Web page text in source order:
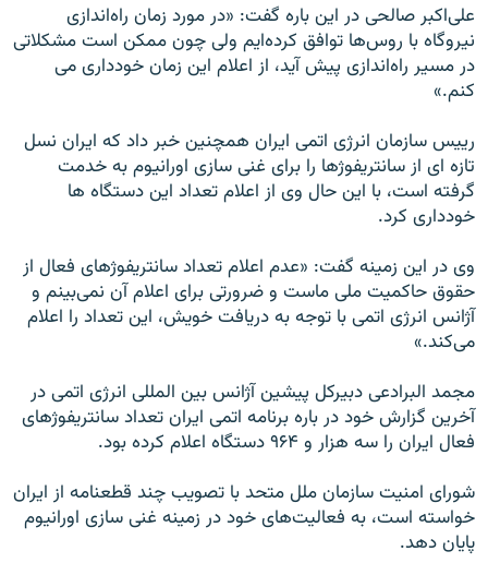
على‌اكبر صالحى در اين باره گفت: «در مورد زمان راه‌اندازى
نيروگاه با روس‌ها توافق كرده‌ايم ولى چون ممكن است مشكلاتى
در مسير راه‌اندازى پيش آيد،‌ از اعلام اين زمان خوددارى مى
كنم.»
رییس سازمان انرژی اتمی ایران همچنین خبر داد که ایران نسل
تازه ای از سانتریفوژها را برای غنی سازی اورانیوم به خدمت
گرفته است، با این حال وی از اعلام تعداد این دستگاه ها
خودداری کرد.
وى در این زمینه گفت: «عدم اعلام تعداد سانتريفوژهاى فعال از
حقوق حاكميت ملى ماست و ضرورتى براى اعلام آن نمى‌بينم و
آژانس انرژى اتمى با توجه به دريافت خويش،‌ اين تعداد را اعلام
مى‌كند.»
مجمد البرادعى دبيركل پيشين آژانس بين المللى انرژى اتمى در
آخرين گزارش خود در باره برنامه اتمى ايران تعداد سانتريفوژهاى
فعال ايران را سه هزار و ۹۶۴ دستگاه اعلام كرده بود.
شوراى امنيت سازمان ملل متحد با تصويب چند قطعنامه از ايران
خواسته است، به فعاليت‌هاى خود در زمينه غنى سازى اورانيوم
پايان دهد.